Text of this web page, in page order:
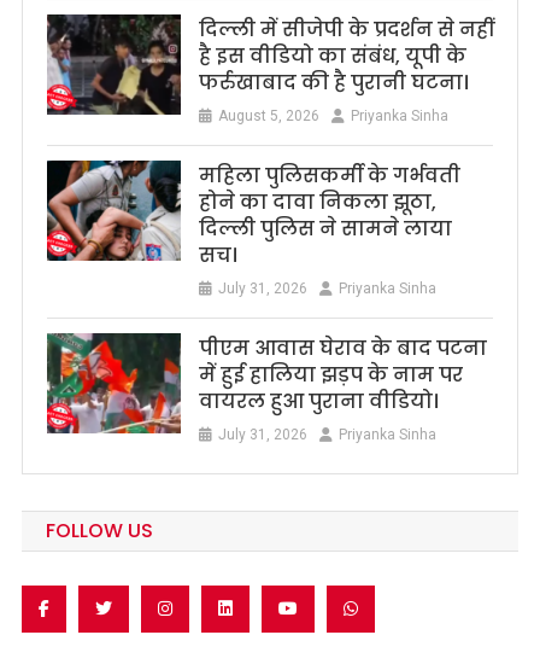
दिल्ली में सीजेपी के प्रदर्शन से नहीं
है इस वीडियो का संबंध, यूपी के
फर्रुखाबाद की है पुरानी घटना।
August 5, 2026 Priyanka Sinha
महिला पुलिसकर्मी के गर्भवती
होने का दावा निकला झूठा,
दिल्ली पुलिस ने सामने लाया
सच।
July 31, 2026 Priyanka Sinha
पीएम आवास घेराव के बाद पटना
में हुई हालिया झड़प के नाम पर
वायरल हुआ पुराना वीडियो।
July 31, 2026 Priyanka Sinha
FOLLOW US